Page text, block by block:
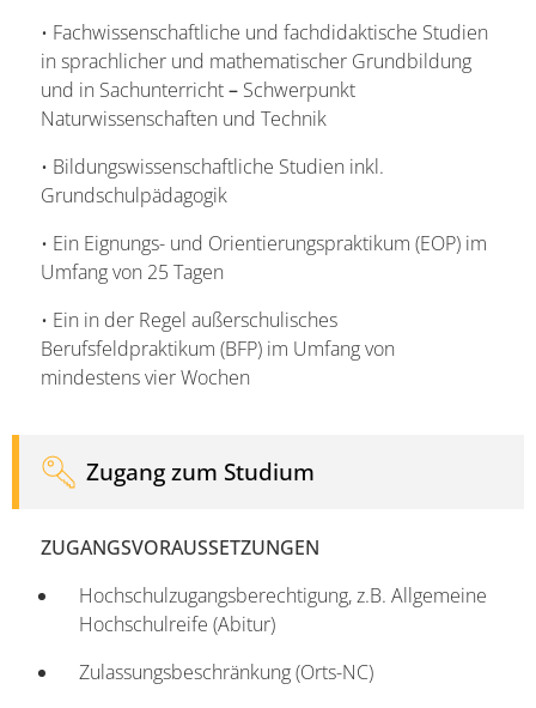
• Fachwissenschaftliche und fachdidaktische Studien
in sprachlicher und mathematischer Grundbildung
und in Sachunterricht– Schwerpunkt
Naturwissenschaften und Technik
• Bildungswissenschaftliche Studien inkl.
Grundschulpädagogik
• Ein Eignungs- und Orientierungspraktikum (EOP) im
Umfang von 25 Tagen
• Ein in der Regel außerschulisches
Berufsfeldpraktikum (BFP) im Umfang von
mindestens vier Wochen
Zugang zum Studium
ZUGANGSVORAUSSETZUNGEN
Hochschulzugangsberechtigung, z.B. Allgemeine
Hochschulreife (Abitur)
Zulassungsbeschränkung (Orts-NC)